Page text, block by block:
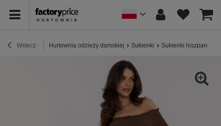
Wstecz Hurtownia odzieży damskiej Sukienki Sukienki hiszpanki